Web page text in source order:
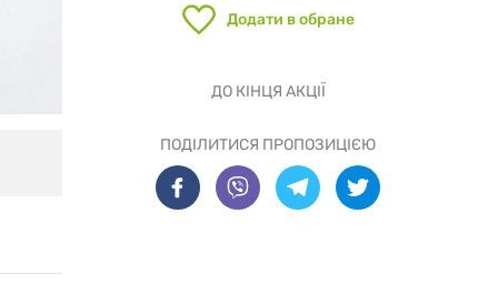
Додати в обране
ДО КІНЦЯ АКЦІЇ
ПОДІЛИТИСЯ ПРОПОЗИЦІЄЮ